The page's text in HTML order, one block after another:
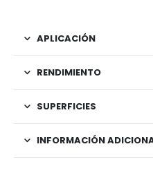
APLICACIÓN
RENDIMIENTO
SUPERFICIES
INFORMACIÓN